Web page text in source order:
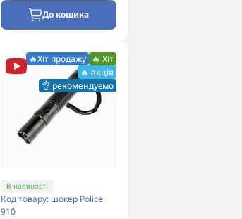
До кошика
🔥Хіт продажу 🔥 Хіт
🔥 акція
👌 рекомендуємо
В наявності
Код товару: шокер Police
910